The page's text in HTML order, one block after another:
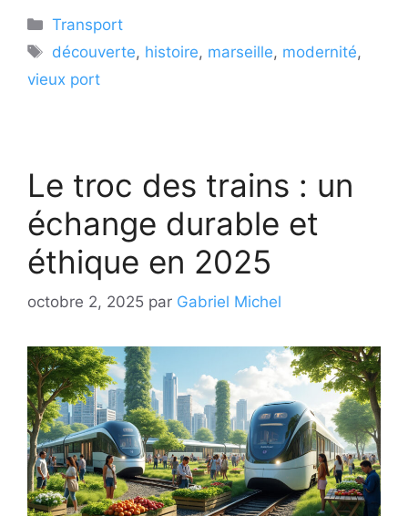
Catégories
Transport
Étiquettes
découverte, histoire, marseille, modernité,
vieux port
Le troc des trains : un
échange durable et
éthique en 2025
octobre 2, 2025 par Gabriel Michel